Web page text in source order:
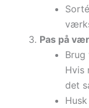
Pas på
Hvis
det